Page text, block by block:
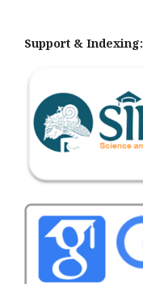
Support & Indexing: